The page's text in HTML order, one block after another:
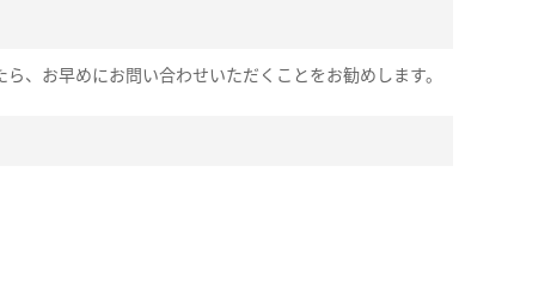
、お早めにお問い合わせいただくことをお勧めします。